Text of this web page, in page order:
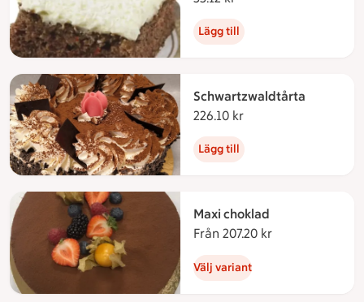
Lägg till
Schwartzwaldtårta
226.10 kr
Lägg till
Maxi choklad
Från 207.20 kr
Välj variant